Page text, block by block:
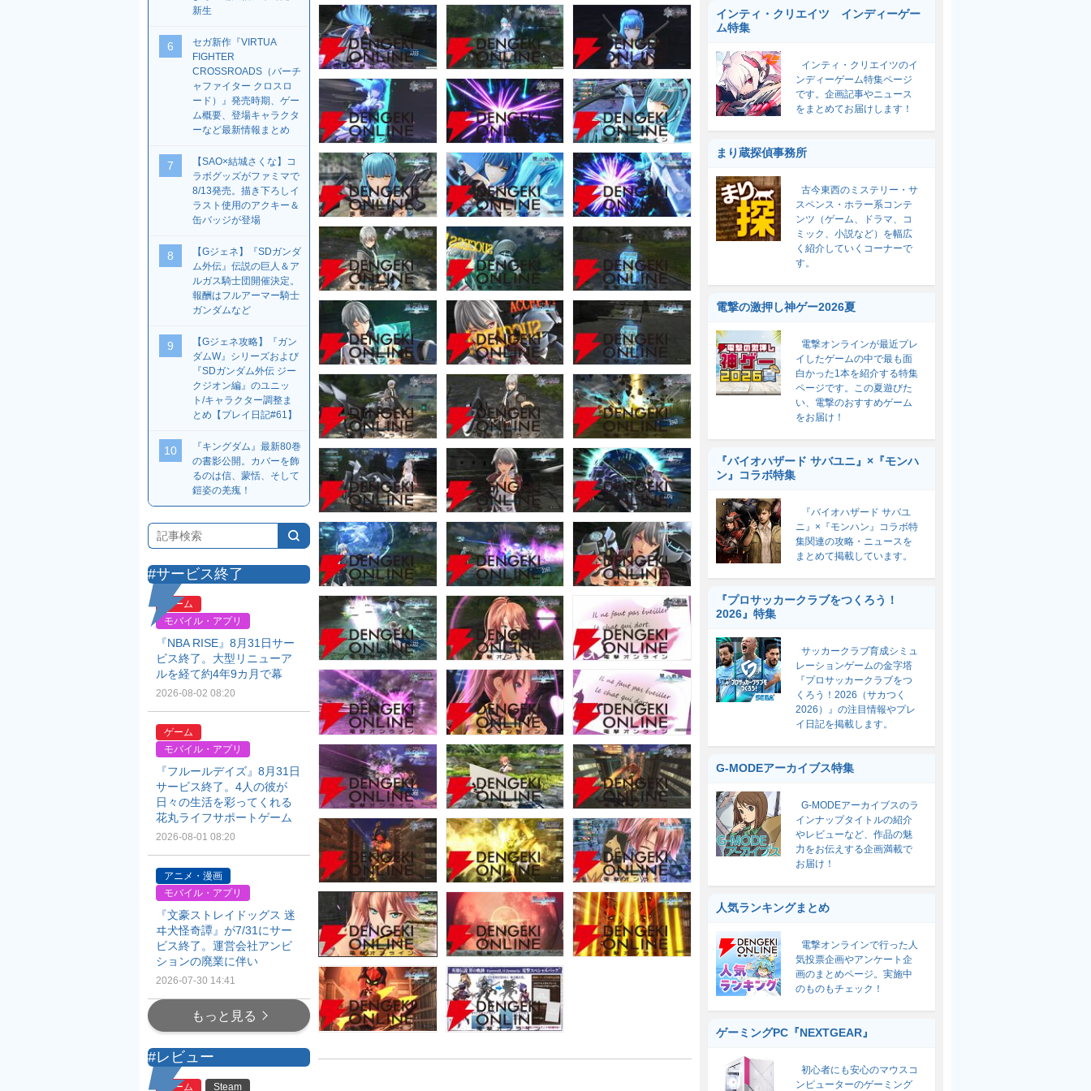
新生
6
セガ新作『VIRTUA
FIGHTER
CROSSROADS（バーチ
ャファイター クロスロ
ード）』発売時期、ゲー
ム概要、登場キャラクタ
ーなど最新情報まとめ
7
【SAO×結城さくな】コ
ラボグッズがファミマで
8/13発売。描き下ろしイ
ラスト使用のアクキー＆
缶バッジが登場
8
【Gジェネ】『SDガンダ
ム外伝』伝説の巨人＆ア
ルガス騎士団開催決定。
報酬はフルアーマー騎士
ガンダムなど
9
【Gジェネ攻略】『ガン
ダムW』シリーズおよび
『SDガンダム外伝 ジー
クジオン編』のユニッ
ト/キャラクター調整ま
とめ【プレイ日記#61】
10
『キングダム』最新80巻
の書影公開。カバーを飾
るのは信、蒙恬、そして
鎧姿の羌瘣！
#サービス終了
ゲーム
モバイル・アプリ
『NBA RISE』8月31日サー
ビス終了。大型リニューア
ルを経て約4年9カ月で幕
2026-08-02 08:20
ゲーム
モバイル・アプリ
『フルールデイズ』8月31日
サービス終了。4人の彼が
日々の生活を彩ってくれる
花丸ライフサポートゲーム
2026-08-01 08:20
アニメ・漫画
モバイル・アプリ
『文豪ストレイドッグス 迷
ヰ犬怪奇譚』が7/31にサー
ビス終了。運営会社アンビ
ションの廃業に伴い
2026-07-30 14:41
もっと見る
#レビュー
ゲーム Steam
インティ・クリエイツ インディーゲー
ム特集
インティ・クリエイツのイ
ンディーゲーム特集ページ
です。企画記事やニュース
をまとめてお届けします！
まり蔵探偵事務所
古今東西のミステリー・サ
スペンス・ホラー系コンテ
ンツ（ゲーム、ドラマ、コ
ミック、小説など）を幅広
く紹介していくコーナーで
す。
電撃の激押し神ゲー2026夏
電撃オンラインが最近プレ
イしたゲームの中で最も面
白かった1本を紹介する特集
ページです。この夏遊びた
い、電撃のおすすめゲーム
をお届け！
『バイオハザード サバユニ』×『モンハ
ン』コラボ特集
『バイオハザード サバユ
ニ』×『モンハン』コラボ特
集関連の攻略・ニュースを
まとめて掲載しています。
『プロサッカークラブをつくろう！
2026』特集
サッカークラブ育成シミュ
レーションゲームの金字塔
『プロサッカークラブをつ
くろう！2026（サカつく
2026）』の注目情報やプレ
イ日記を掲載します。
G-MODEアーカイブス特集
G-MODEアーカイブスのラ
インナップタイトルの紹介
やレビューなど、作品の魅
力をお伝えする企画満載で
お届け！
人気ランキングまとめ
電撃オンラインで行った人
気投票企画やアンケート企
画のまとめページ。実施中
のものもチェック！
ゲーミングPC『NEXTGEAR』
初心者にも安心のマウスコ
ンピューターのゲーミング